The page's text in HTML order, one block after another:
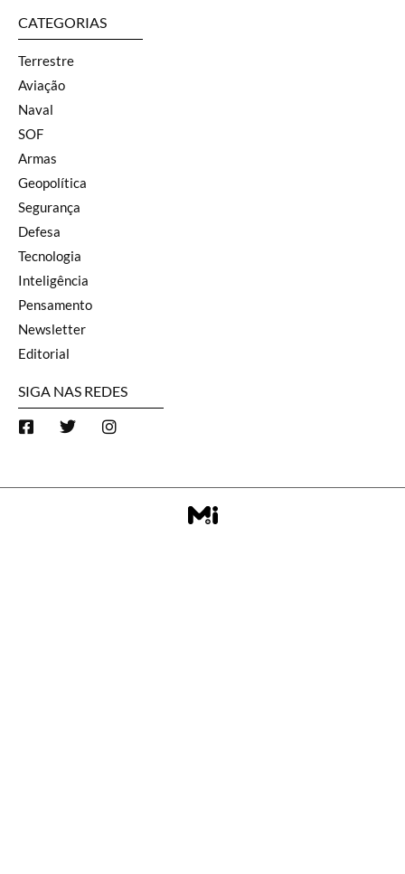
CATEGORIAS
Terrestre
Aviação
Naval
SOF
Armas
Geopolítica
Segurança
Defesa
Tecnologia
Inteligência
Pensamento
Newsletter
Editorial
SIGA NAS REDES